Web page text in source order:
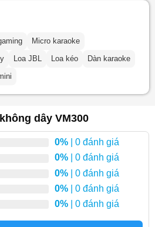
Micro karaoke
Loa JBL Loa kéo
Dàn karaoke
dây VM300
0% | 0 đánh giá
0% | 0 đánh giá
0% | 0 đánh giá
0% | 0 đánh giá
0% | 0 đánh giá